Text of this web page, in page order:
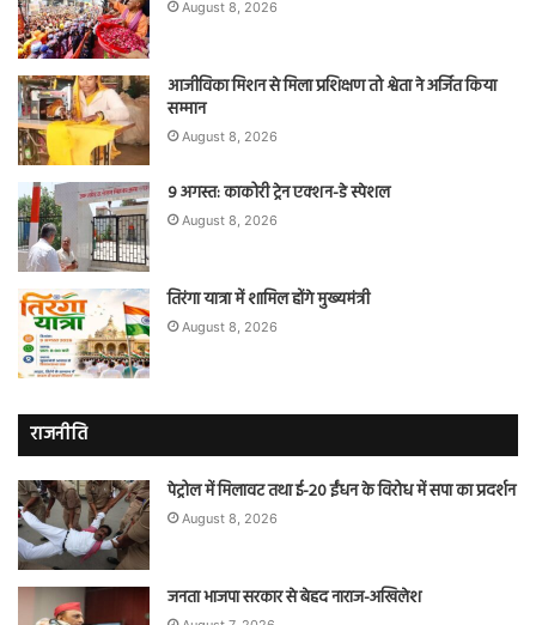
August 8, 2026
आजीविका मिशन से मिला प्रशिक्षण तो श्वेता ने अर्जित किया
सम्मान
August 8, 2026
9 अगस्त: काकोरी ट्रेन एक्शन-डे स्पेशल
August 8, 2026
तिरंगा यात्रा में शामिल होंगे मुख्यमंत्री
August 8, 2026
राजनीति
पेट्रोल में मिलावट तथा ई-20 ईंधन के विरोध में सपा का प्रदर्शन
August 8, 2026
जनता भाजपा सरकार से बेहद नाराज-अखिलेश